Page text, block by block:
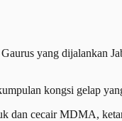
yang dijalankan
kongsi gelap
dan cecair MDMA,